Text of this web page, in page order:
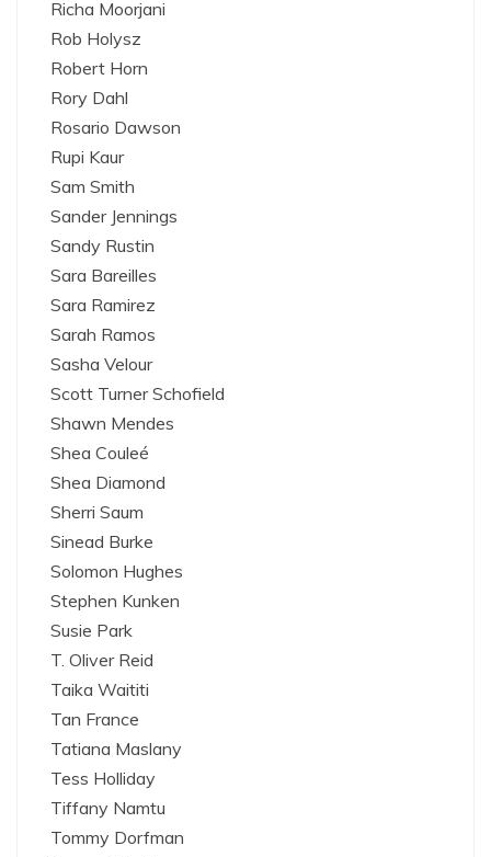
Richa Moorjani
Rob Holysz
Robert Horn
Rory Dahl
Rosario Dawson
Rupi Kaur
Sam Smith
Sander Jennings
Sandy Rustin
Sara Bareilles
Sara Ramirez
Sarah Ramos
Sasha Velour
Scott Turner Schofield
Shawn Mendes
Shea Couleé
Shea Diamond
Sherri Saum
Sinead Burke
Solomon Hughes
Stephen Kunken
Susie Park
T. Oliver Reid
Taika Waititi
Tan France
Tatiana Maslany
Tess Holliday
Tiffany Namtu
Tommy Dorfman